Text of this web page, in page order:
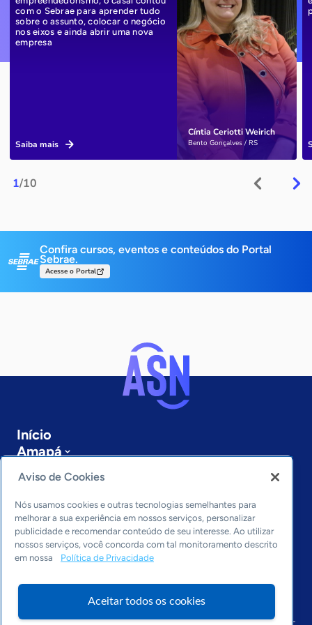
1/10
Cíntia Ceriotti Weirich
Bento Gonçalves / RS
com o Sebrae para aprender tudo
sobre o assunto, colocar o negócio
nos eixos e ainda abrir uma nova
empresa
Saiba mais
Confira cursos, eventos e conteúdos do Portal
Sebrae.
Acesse o Portal
Início
Amapá
Sobre a ASN
Últimas notícias
Entre em contato
Editorias
Economia & Política
Inovação & Tecnologia
Cultura empreendedora
Arquivo
Aviso de Cookies
Nós usamos cookies e outras tecnologias semelhantes para
melhorar a sua experiência em nossos serviços, personalizar
publicidade e recomendar conteúdo de seu interesse. Ao utilizar
nossos serviços, você concorda com tal monitoramento descrito
em nossa
Política de Privacidade
Aceitar todos os cookies